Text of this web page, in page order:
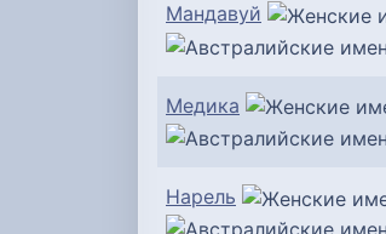
Мандавуй
Медика
Нарель